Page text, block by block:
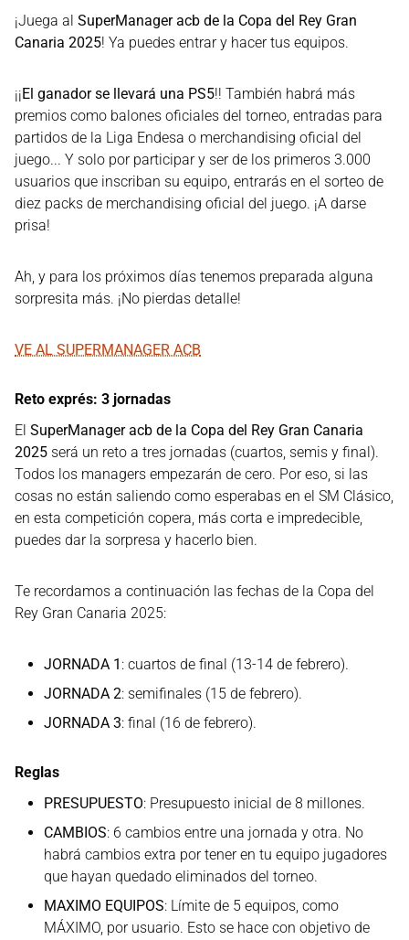
¡Juega al SuperManager acb de la Copa del Rey Gran
Canaria 2025! Ya puedes entrar y hacer tus equipos.
¡¡El ganador se llevará una PS5!! También habrá más
premios como balones oficiales del torneo, entradas para
partidos de la Liga Endesa o merchandising oficial del
juego... Y solo por participar y ser de los primeros 3.000
usuarios que inscriban su equipo, entrarás en el sorteo de
diez packs de merchandising oficial del juego. ¡A darse
prisa!
Ah, y para los próximos días tenemos preparada alguna
sorpresita más. ¡No pierdas detalle!
VE AL SUPERMANAGER ACB
Reto exprés: 3 jornadas
El SuperManager acb de la Copa del Rey Gran Canaria
2025 será un reto a tres jornadas (cuartos, semis y final).
Todos los managers empezarán de cero. Por eso, si las
cosas no están saliendo como esperabas en el SM Clásico,
en esta competición copera, más corta e impredecible,
puedes dar la sorpresa y hacerlo bien.
Te recordamos a continuación las fechas de la Copa del
Rey Gran Canaria 2025:
JORNADA 1 : cuartos de final (13-14 de febrero).
JORNADA 2: semifinales (15 de febrero).
JORNADA 3: final (16 de febrero).
Reglas
PRESUPUESTO: Presupuesto inicial de 8 millones.
CAMBIOS: 6 cambios entre una jornada y otra. No
habrá cambios extra por tener en tu equipo jugadores
que hayan quedado eliminados del torneo.
MAXIMO EQUIPOS: Límite de 5 equipos, como
MÁXIMO, por usuario. Esto se hace con objetivo de